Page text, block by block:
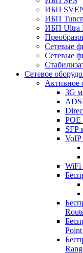
ИБП
ИБП
ИБП Ultra
Сетевые
Сетевые
Сетевое
Активное
3G
POE
SFP
VoIP